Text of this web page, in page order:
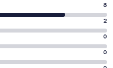
8
2
0
0